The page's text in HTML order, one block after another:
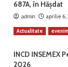
687A, în Hășdat
admin aprilie 6,
Actualitate
INCD INSEMEX
2026